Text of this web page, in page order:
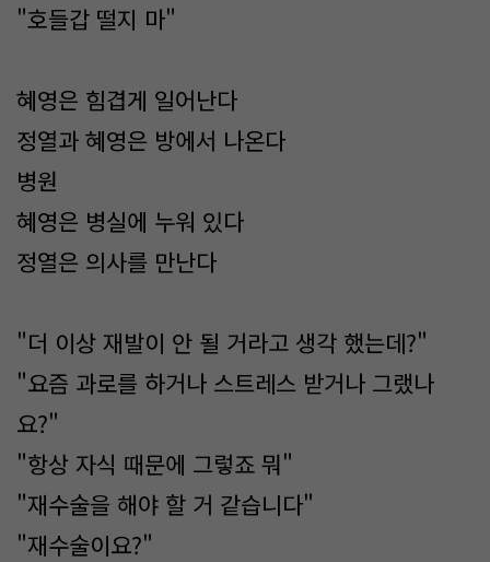
"호들갑 떨지 마"
혜영은 힘겹게 일어난다
정열과 혜영은 방에서 나온다
병원
혜영은 병실에 누워 있다
정열은 의사를 만난다
"더 이상 재발이 안 될 거라고 생각 했는데?"
"요즘 과로를 하거나 스트레스 받거나 그랬나
요?"
"항상 자식 때문에 그렇죠 뭐"
"재수술을 해야 할 거 같습니다"
"재수술이요?"